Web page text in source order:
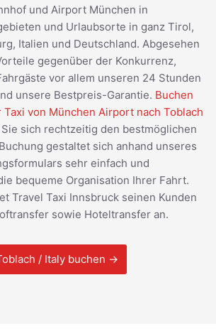
und Airport München in
und Urlaubsorte in ganz Tirol,
Italien und Deutschland. Abgesehen
gegenüber der Konkurrenz,
vor allem unseren 24 Stunden
unsere Bestpreis-Garantie. Buchen
von München Airport nach Toblach
sich rechtzeitig den bestmöglichen
gestaltet sich anhand unseres
sehr einfach und
bequeme Organisation Ihrer Fahrt.
Travel Taxi Innsbruck seinen Kunden
sowie Hoteltransfer an.
/ Italy buchen →